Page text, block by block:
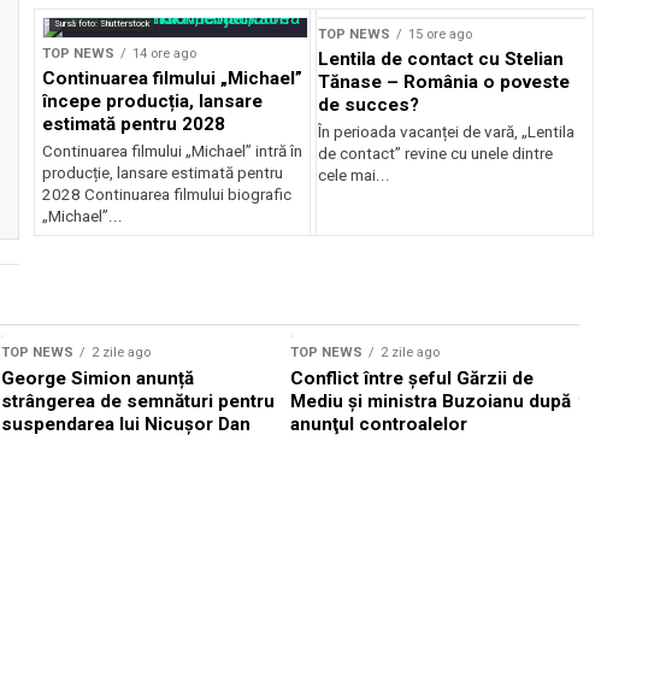
Sursă foto: Shutterstock
TOP NEWS 14 ore ago
Continuarea filmului „Michael”
începe producția, lansare
estimată pentru 2028
Continuarea filmului „Michael” intră în
producție, lansare estimată pentru
2028 Continuarea filmului biografic
„Michael”...
TOP NEWS 15 ore ago
Lentila de contact cu Stelian
Tănase – România o poveste
de succes?
În perioada vacanței de vară, „Lentila
de contact” revine cu unele dintre
cele mai...
TOP NEWS 2 zile ago
George Simion anunță
strângerea de semnături pentru
suspendarea lui Nicușor Dan
TOP NEWS 2 zile ago
Conflict între şeful Gărzii de
Mediu şi ministra Buzoianu după
anunţul controalelor